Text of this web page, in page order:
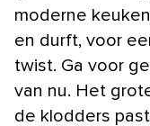
moderne
en durft, voor
twist. Ga voor
van nu. Het
de klodders